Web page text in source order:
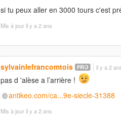
si tu peux aller en 3000 tours c'est
Mis à jouril y a 2 ans
sylvainlefrancomtois il y a 2
pas d 'alèse a l’arrière !
antikeo.com/ca...9e-siecle-31388
Mis à jouril y a 2 ans